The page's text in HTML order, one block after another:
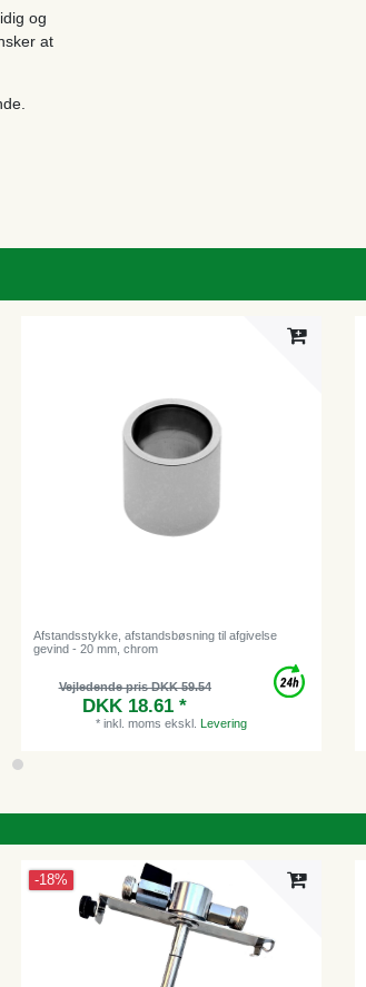
og
at
Afstandsstykke, afstandsbøsning til afgivelse
gevind - 20 mm, chrom
Vejledende pris DKK 59.54
DKK 18.61 *
* inkl. moms ekskl. Levering
-18%